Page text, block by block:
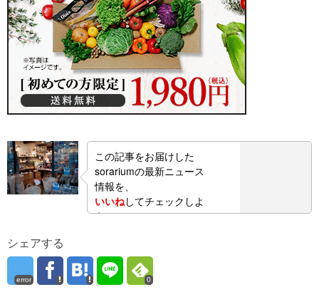
この記事をお届けした
sorariumの最新ニュース
情報を、
いいねしてチェックしよ
う！
シェアする
error 0